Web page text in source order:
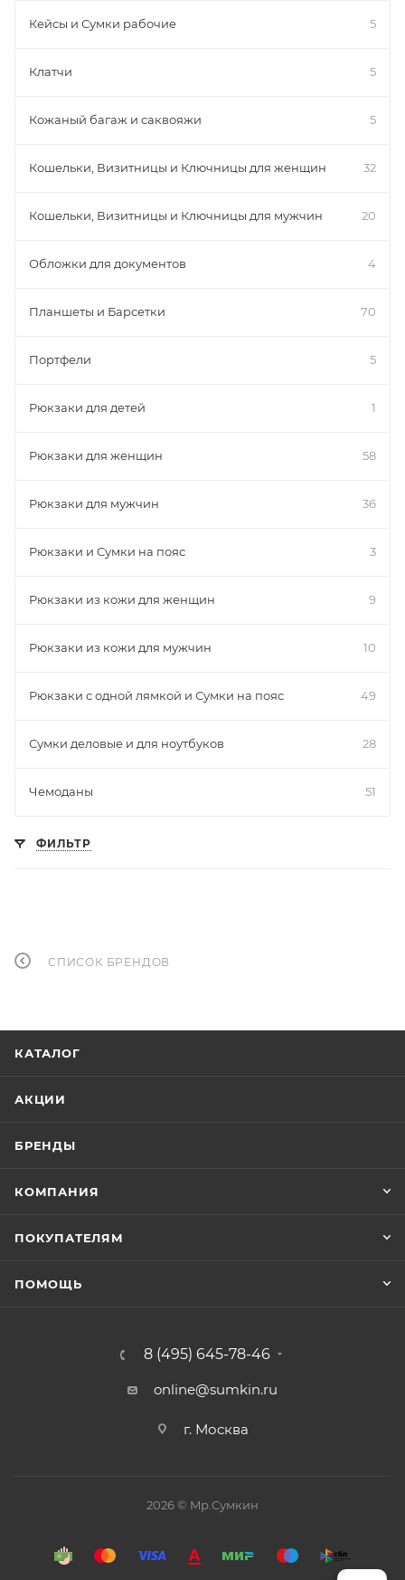
Кейсы и Сумки рабочие 5
Клатчи 5
Кожаный багаж и саквояжи 5
Кошельки, Визитницы и Ключницы для женщин 32
Кошельки, Визитницы и Ключницы для мужчин 20
Обложки для документов 4
Планшеты и Барсетки 70
Портфели 5
Рюкзаки для детей 1
Рюкзаки для женщин 58
Рюкзаки для мужчин 36
Рюкзаки и Сумки на пояс 3
Рюкзаки из кожи для женщин 9
Рюкзаки из кожи для мужчин 10
Рюкзаки с одной лямкой и Сумки на пояс 49
Сумки деловые и для ноутбуков 28
Чемоданы 51
ФИЛЬТР
СПИСОК БРЕНДОВ
КАТАЛОГ
АКЦИИ
БРЕНДЫ
КОМПАНИЯ
ПОКУПАТЕЛЯМ
ПОМОЩЬ
8 (495) 645-78-46
online@sumkin.ru
г. Москва
2026 © Mр.Сумкин